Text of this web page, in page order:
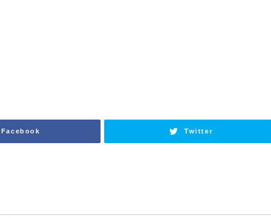
Facebook Twitter